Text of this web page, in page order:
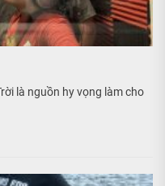
là nguồn hy vọng làm cho